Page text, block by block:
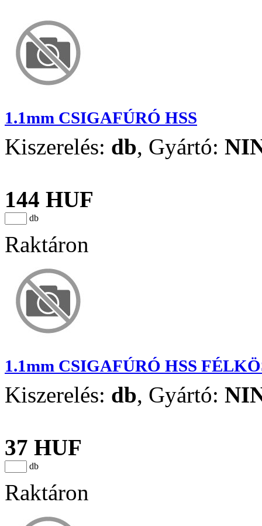
1.1mm CSIGAFÚRÓ HSS
Kiszerelés: db, Gyártó:
144 HUF
db
Raktáron
1.1mm CSIGAFÚRÓ HSS
Kiszerelés: db, Gyártó:
37 HUF
db
Raktáron